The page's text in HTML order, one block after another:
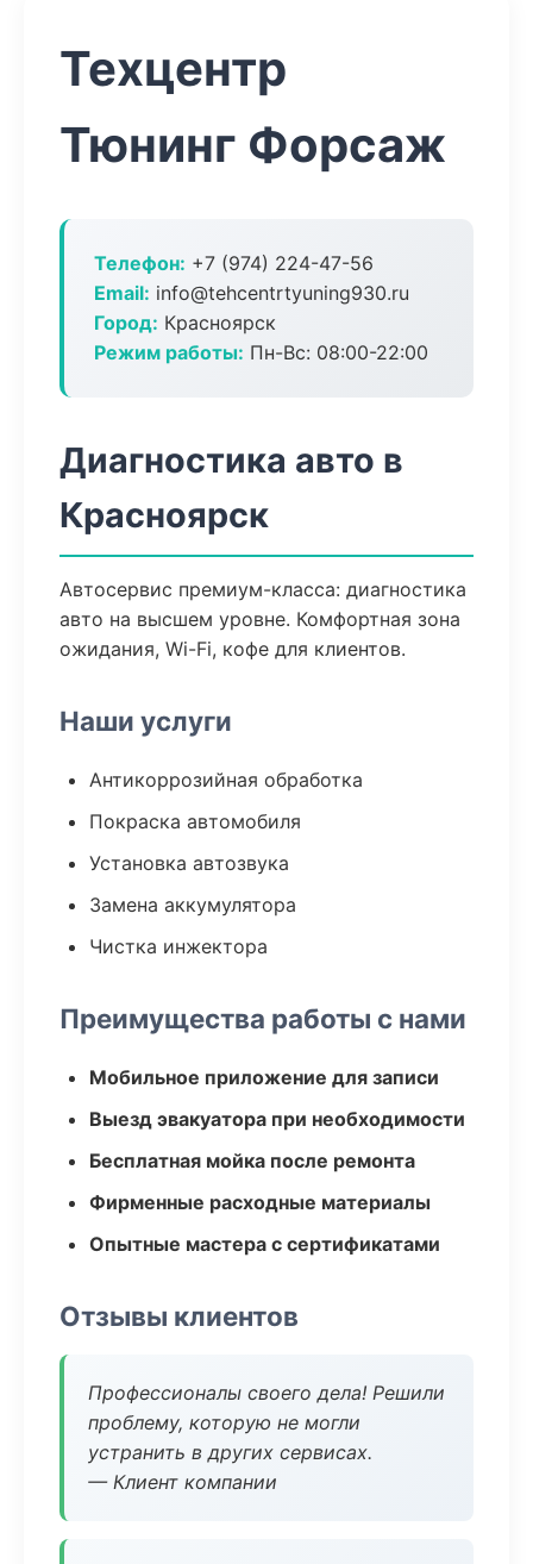
Техцентр
Тюнинг Форсаж
Телефон: +7 (974) 224-47-56
Email: info@tehcentrtyuning930.ru
Город: Красноярск
Режим работы: Пн-Вс: 08:00-22:00
Диагностика авто в
Красноярск
Автосервис премиум-класса: диагностика
авто на высшем уровне. Комфортная зона
ожидания, Wi-Fi, кофе для клиентов.
Наши услуги
Антикоррозийная обработка
Покраска автомобиля
Установка автозвука
Замена аккумулятора
Чистка инжектора
Преимущества работы с нами
Мобильное приложение для записи
Выезд эвакуатора при необходимости
Бесплатная мойка после ремонта
Фирменные расходные материалы
Опытные мастера с сертификатами
Отзывы клиентов
Профессионалы своего дела! Решили
проблему, которую не могли
устранить в других сервисах.
— Клиент компании